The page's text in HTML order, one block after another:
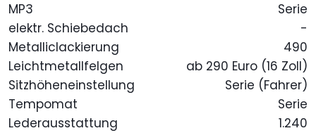
MP3
Serie
elektr. Schiebedach
-
Metalliclackierung
490
Leichtmetallfelgen
ab 290 Euro (16 Zoll)
Sitzhöheneinstellung
Serie (Fahrer)
Tempomat
Serie
Lederausstattung
1.240